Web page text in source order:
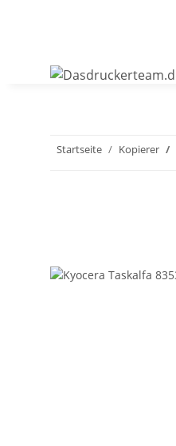
Startseite Kopierer